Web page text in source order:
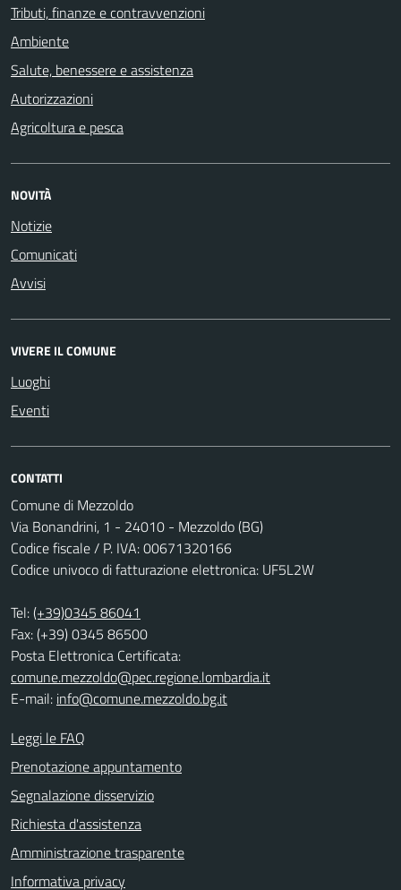
Tributi, finanze e contravvenzioni
Ambiente
Salute, benessere e assistenza
Autorizzazioni
Agricoltura e pesca
NOVITÀ
Notizie
Comunicati
Avvisi
VIVERE IL COMUNE
Luoghi
Eventi
CONTATTI
Comune di Mezzoldo
Via Bonandrini, 1 - 24010 - Mezzoldo (BG)
Codice fiscale / P. IVA: 00671320166
Codice univoco di fatturazione elettronica: UF5L2W
Tel:(+39)0345 86041
Fax: (+39) 0345 86500
Posta Elettronica Certificata:
comune.mezzoldo@pec.regione.lombardia.it
E-mail: info@comune.mezzoldo.bg.it
Leggi le FAQ
Prenotazione appuntamento
Segnalazione disservizio
Richiesta d'assistenza
Amministrazione trasparente
Informativa privacy